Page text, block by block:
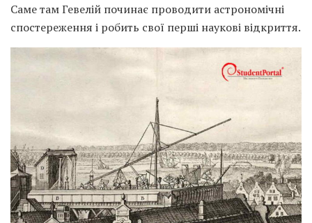
Саме там Гевелій починає проводити астрономічні
спостереження і робить свої перші наукові відкриття.